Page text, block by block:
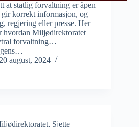
at statlig forvaltning er åpen
korrekt informasjon, og
regjering eller presse. Her
hvordan Miljødirektoratet
forvaltning…
20 august, 2024
, Sjette